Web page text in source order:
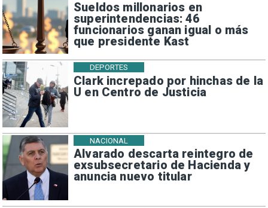
Sueldos millonarios en
superintendencias: 46
funcionarios ganan igual o más
que presidente Kast
Clark increpado por hinchas de la
U en Centro de Justicia
DEPORTES
Alvarado descarta reintegro de
exsubsecretario de Hacienda y
anuncia nuevo titular
NACIONAL